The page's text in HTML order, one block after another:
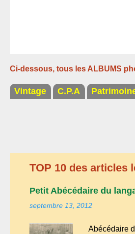
Ci-dessous, tous les ALBUMS
Vintage C.P.A
TOP 10 des articles
Petit Abécédaire du
septembre 13, 2012
Abécédaire